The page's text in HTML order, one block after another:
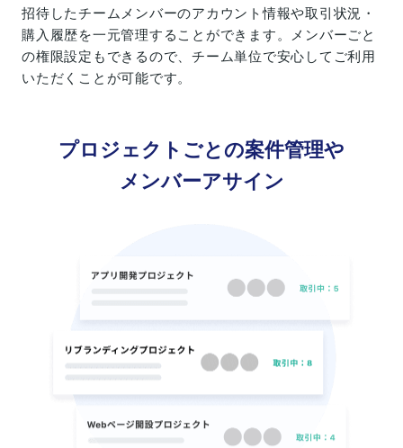
招待したチームメンバーのアカウント情報や取引状況・
購入履歴を一元管理することができます。メンバーごと
の権限設定もできるので、チーム単位で安心してご利用
いただくことが可能です。
プロジェクトごとの案件管理や
メンバーアサイン